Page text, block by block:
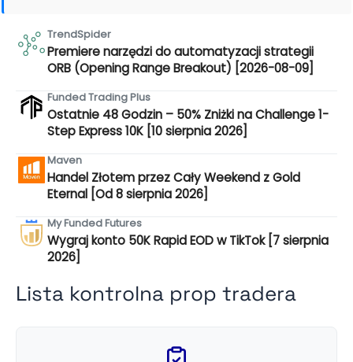
TrendSpider
Premiere narzędzi do automatyzacji strategii
ORB (Opening Range Breakout) [2026-08-09]
Funded Trading Plus
Ostatnie 48 Godzin – 50% Zniżki na Challenge 1-
Step Express 10K [10 sierpnia 2026]
Maven
Handel Złotem przez Cały Weekend z Gold
Eternal [Od 8 sierpnia 2026]
My Funded Futures
Wygraj konto 50K Rapid EOD w TikTok [7 sierpnia
2026]
Lista kontrolna prop tradera